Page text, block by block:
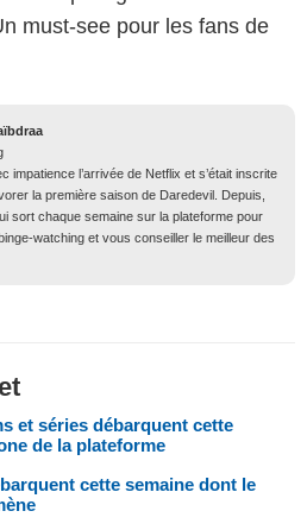
must-see pour les fans de
impatience l’arrivée de Netflix et s’était inscrite
la première saison de Daredevil. Depuis,
sort chaque semaine sur la plateforme pour
watching et vous conseiller le meilleur des
et séries débarquent cette
de la plateforme
cette semaine dont le